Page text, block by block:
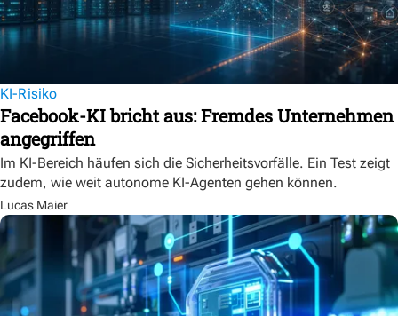
KI-Risiko
Facebook-KI bricht aus: Fremdes Unternehmen
angegriffen
Im KI-Bereich häufen sich die Sicherheitsvorfälle. Ein Test zeigt
zudem, wie weit autonome KI-Agenten gehen können.
Lucas Maier